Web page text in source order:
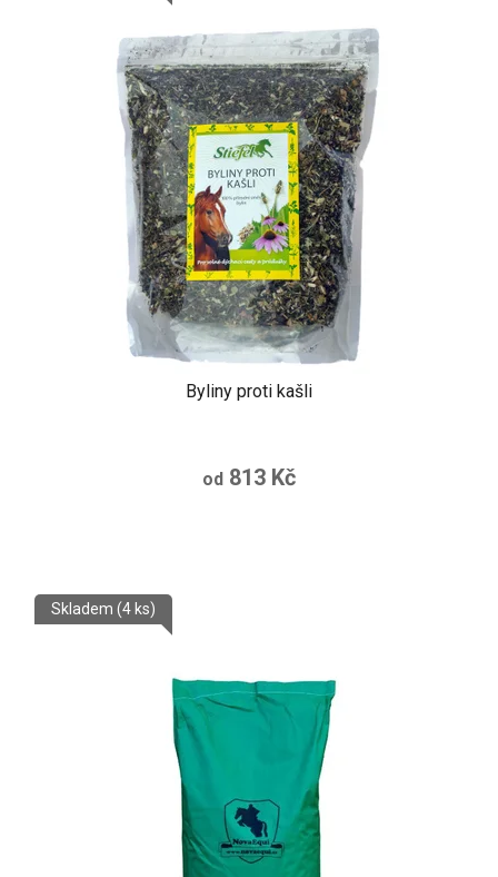
Byliny proti kašli
od 813 Kč
Skladem (4 ks)